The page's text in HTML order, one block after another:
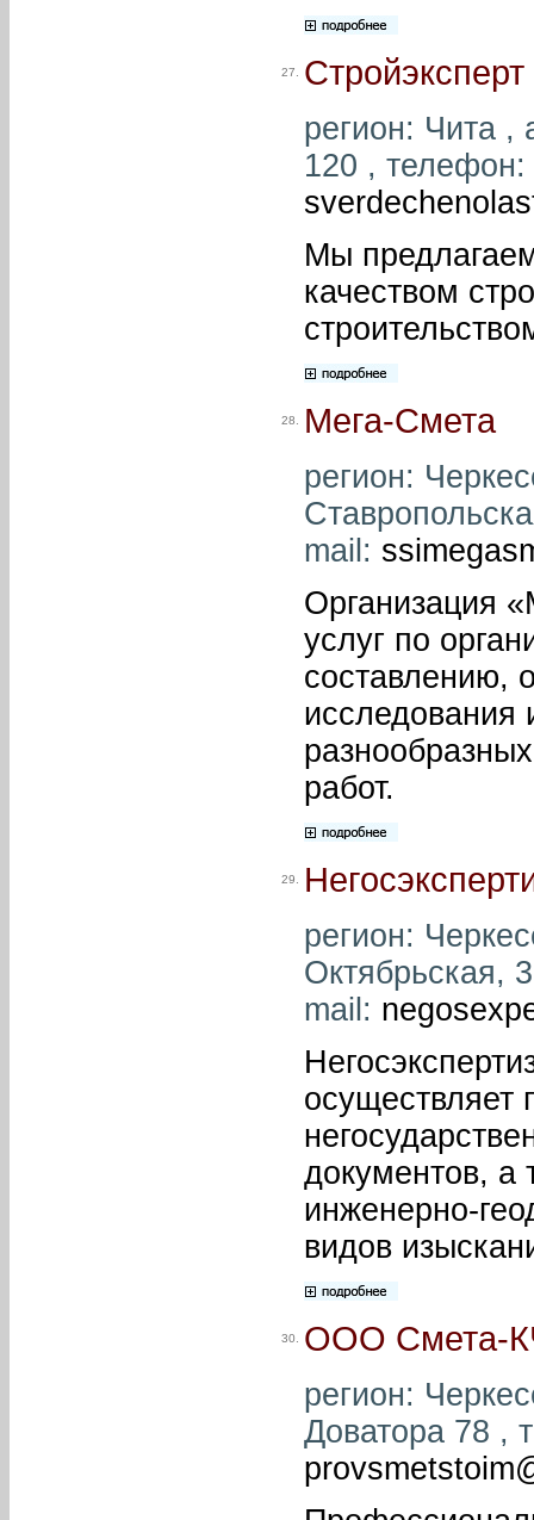
27.
регион: Чита ,
120 ,
Мы
качеством
28. Мега-Смета
регион:
mail:
Организация
услуг по
составлению,
исследования
работ.
29.
регион:
Октябрьская,
mail:
осуществляет
документов, а
инженерно-
видов
30. ООО Смета-
регион:
Доватора 78 ,